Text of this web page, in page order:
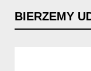
BIERZEMY